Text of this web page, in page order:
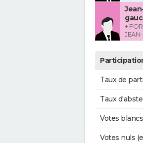
+
Taux de
Taux
Votes
Votes nuls